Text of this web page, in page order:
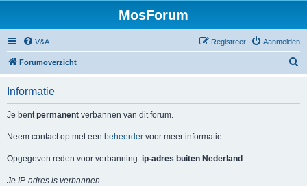
MosForum
V&A Aanmelden
Registreer
Forumoverzicht
Informatie
Je bentpermanent verbannen van dit forum.
Neem contact op met een beheerder voor meer informatie.
Opgegeven reden voor verbanning: ip-adres buiten Nederland
Je IP-adres is verbannen.